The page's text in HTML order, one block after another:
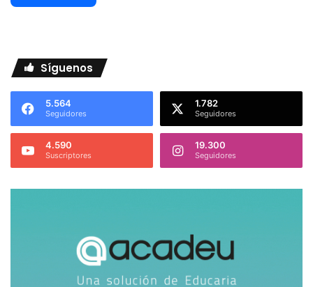
Síguenos
5.564
Seguidores
1.782
Seguidores
4.590
Suscriptores
19.300
Seguidores